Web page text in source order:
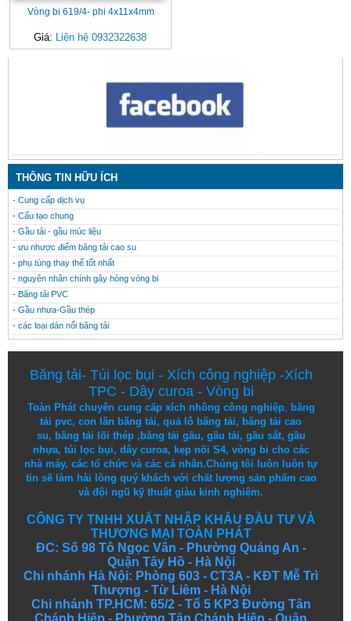
Vòng bi 619/4- phi 4x11x4mm
Giá: Liên hệ 0932322638
THÔNG TIN HỮU ÍCH
- Cung cấp dịch vụ
- Cấu tạo chung
- Gầu tải - gầu múc liệu
- ưu nhược điểm băng tải cao su
- phụ tùng thay thế tốt nhất
- nguyên nhân chính gây hỏng vòng bi
- Băng tải PVC
- Gầu nhưa-Gầu thép
- các loại dán nối băng tải
Băng tải- Túi lọc bụi - Xích công nghiệp-Xích
TPC - Dây curoa- Vòng bi
Toàn Phát chuyên cung cấp xích nhông công nghiệp, băng
tải pvc,con lăn băng tải,quả lô băng tải, băng tải cao
su, băng tải lõi thép, băng tải gầu, gầu tải, gầu sắt, gầu
nhựa, túi lọc bụi, dây curoa, kẹp nối S4, vòng bi cho các
nhà máy, các tổ chức và các cá nhân.Chúng tôi luôn luôn tự
tin sẽ làm hài lòng quý khách với chất lượng sảnphẩm cao
vàđội ngũ kỹ thuậtgiàu kinh nghiệm.
CÔNG TY TNHH XUẤT NHẬP KHẨU ĐẦU TƯ VÀ
THƯƠNG MẠI TOÀN PHÁT
ĐC: Số 98 Tô Ngọc Vân - Phường Quảng An -
Quận Tây Hồ - Hà Nội
Chi nhánh Hà Nội: Phòng 603 - CT3A - KĐT Mễ Trì
Thượng - Từ Liêm - Hà Nội
Chi nhánh TP.HCM: 65/2 - Tổ 5 KP3 Đường Tân